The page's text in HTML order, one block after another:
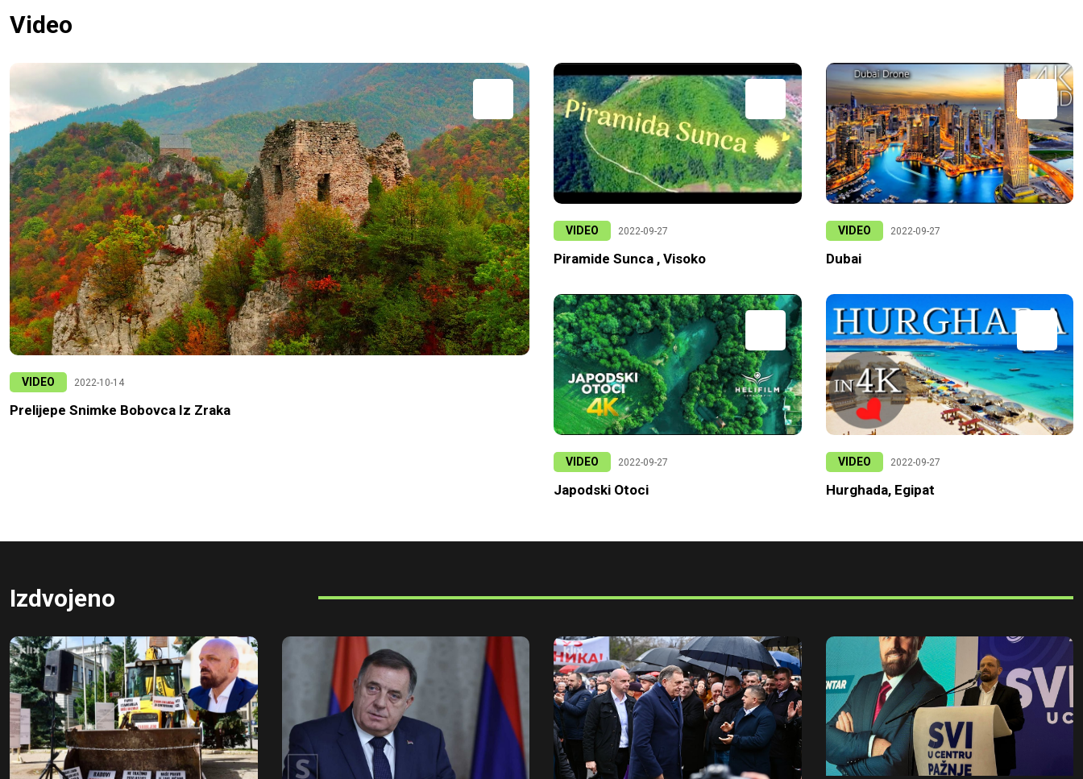
Video
VIDEO 2022-10-14
Prelijepe Snimke Bobovca Iz Zraka
VIDEO 2022-09-27
Piramide Sunca , Visoko
VIDEO 2022-09-27
Japodski Otoci
VIDEO 2022-09-27
Dubai
VIDEO 2022-09-27
Hurghada, Egipat
Izdvojeno